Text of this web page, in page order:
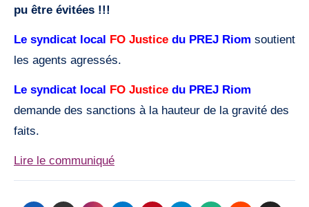
pu être évitées !!!
Le syndicat local FO Justice du PREJ Riom soutient
les agents agressés.
Le syndicat local FO Justice du PREJ Riom
demande des sanctions à la hauteur de la gravité des
faits.
Lire le communiqué